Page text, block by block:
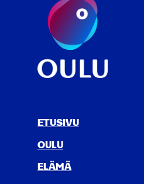
ETUSIVU
OULU
ELÄ­MÄ